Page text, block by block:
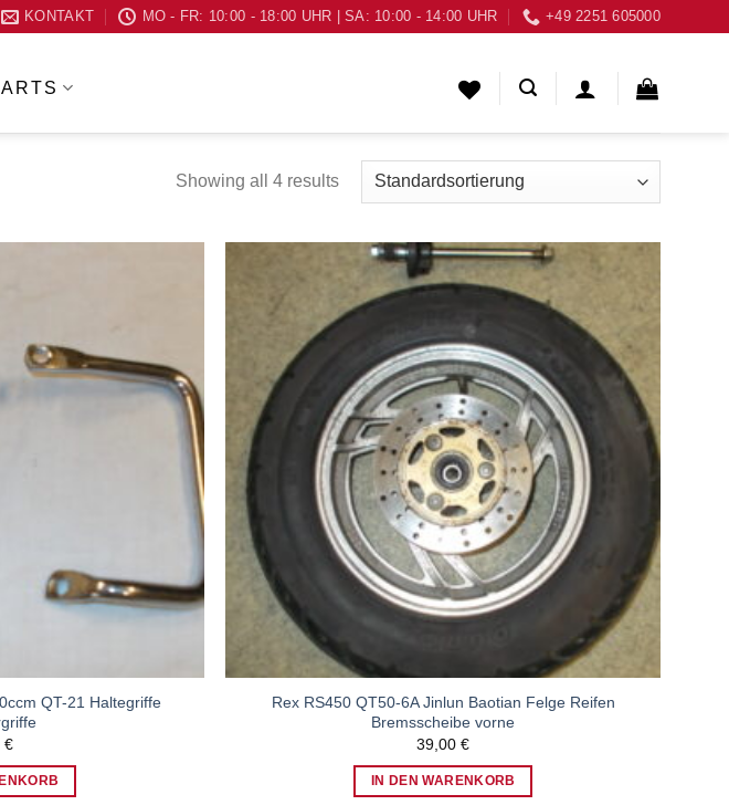
KONTAKT MO - FR: 10:00 - 18:00 UHR | SA: 10:00 - 14:00 UHR +49 2251 605000
Showing all 4 results
hinzufügen
QT-21 Haltegriffe
€
Wunschzettel
hinzufügen
Rex RS450 QT50-6A Jinlun Baotian Felge Reifen
Bremsscheibe vorne
39,00€
IN DEN WARENKORB